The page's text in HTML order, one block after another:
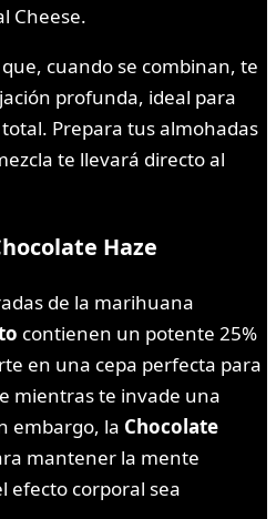
Cheese.
cuando se combinan, te
profunda, ideal para
Prepara tus almohadas
te llevará directo al
Haze
de la marihuana
contienen un potente 25%
en una cepa perfecta para
mientras te invade una
embargo, la Chocolate
mantener la mente
efecto corporal sea